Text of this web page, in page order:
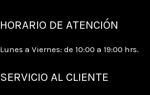
HORARIO DE ATENCIÓN
Lunes a Viernes: de 10:00 a 19:00 hrs.
SERVICIO AL CLIENTE